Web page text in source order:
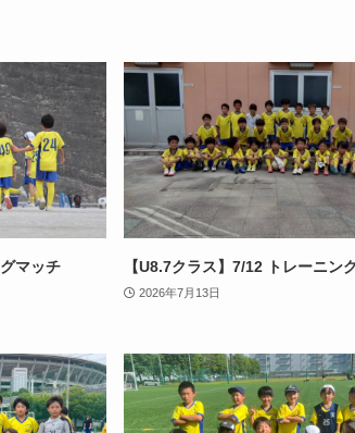
マッチ 【U8.7クラス】7/12 トレーニン
2026年7月13日